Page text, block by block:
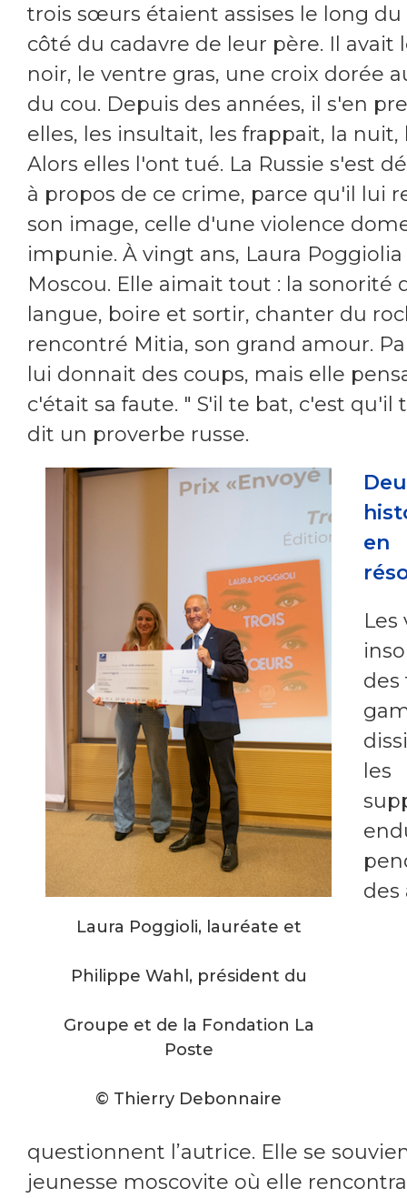
trois sœurs étaient assises le long
côté du cadavre de leur père. Il avait
noir, le ventre gras, une croix dorée
du cou. Depuis des années, il s'en
elles, les insultait, les frappait, la nuit,
Alors elles l'ont tué. La Russie s'est
à propos de ce crime, parce qu'il lui
son image, celle d'une violence
impunie. À vingt ans, Laura
Moscou. Elle aimait tout : la sonorité
langue, boire et sortir, chanter du
rencontré Mitia, son grand amour.
lui donnait des coups, mais elle
c'était sa faute. " S'il te bat, c'est qu'il
dit un proverbe russe.
Laura Poggioli, lauréate et
Philippe Wahl, président du
Groupe et de la Fondation La
Poste
© Thierry Debonnaire
en
Les
des
les
des
questionnent l’autrice. Elle se
jeunesse moscovite où elle rencontra